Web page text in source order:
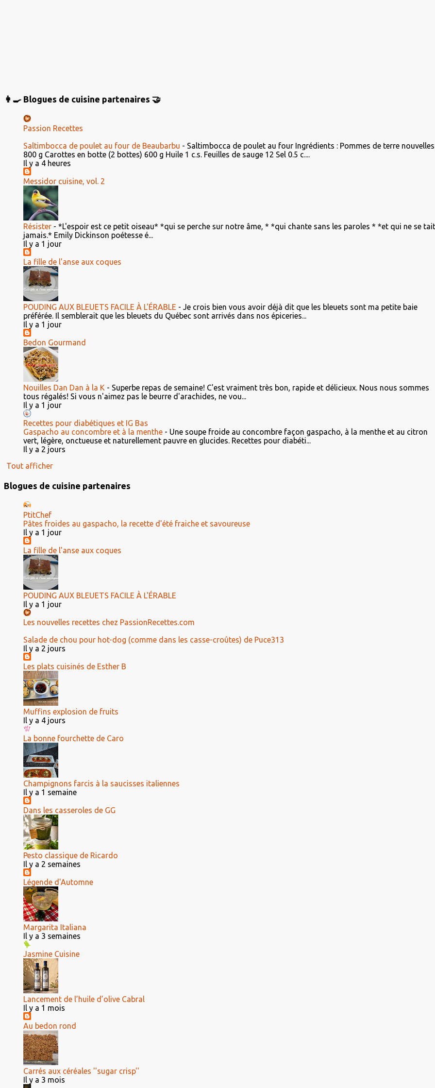
👩‍🍳 Blogues de cuisine partenaires 🤝
Passion Recettes
Saltimbocca de poulet au four de Beaubarbu - Saltimbocca de poulet au four Ingrédients : Pommes de terre nouvelles
800 g Carottes en botte (2 bottes) 600 g Huile 1 c.s. Feuilles de sauge 12 Sel 0.5 c....
Il y a 4 heures
Messidor cuisine, vol. 2
Résister - *L'espoir est ce petit oiseau* *qui se perche sur notre âme, * *qui chante sans les paroles * *et qui ne se tait
jamais.* Emily Dickinson poétesse é...
Il y a 1 jour
La fille de l'anse aux coques
POUDING AUX BLEUETS FACILE À L'ÉRABLE - Je crois bien vous avoir déjà dit que les bleuets sont ma petite baie
préférée. Il semblerait que les bleuets du Québec sont arrivés dans nos épiceries...
Il y a 1 jour
Bedon Gourmand
Nouilles Dan Dan à la K - Superbe repas de semaine! C'est vraiment très bon, rapide et délicieux. Nous nous sommes
tous régalés! Si vous n'aimez pas le beurre d'arachides, ne vou...
Il y a 1 jour
Recettes pour diabétiques et IG Bas
Gaspacho au concombre et à la menthe - Une soupe froide au concombre façon gaspacho, à la menthe et au citron
vert, légère, onctueuse et naturellement pauvre en glucides. Recettes pour diabéti...
Il y a 2 jours
Tout afficher
Blogues de cuisine partenaires
PtitChef
Pâtes froides au gaspacho, la recette d'été fraiche et savoureuse
Il y a 1 jour
La fille de l'anse aux coques
POUDING AUX BLEUETS FACILE À L'ÉRABLE
Il y a 1 jour
Les nouvelles recettes chez PassionRecettes.com
Salade de chou pour hot-dog (comme dans les casse-croûtes) de Puce313
Il y a 2 jours
Les plats cuisinés de Esther B
Muffins explosion de fruits
Il y a 4 jours
La bonne fourchette de Caro
Champignons farcis à la saucisses italiennes
Il y a 1 semaine
Dans les casseroles de GG
Pesto classique de Ricardo
Il y a 2 semaines
Légende d'Automne
Margarita Italiana
Il y a 3 semaines
Jasmine Cuisine
Lancement de l’huile d’olive Cabral
Il y a 1 mois
Au bedon rond
Carrés aux céréales ''sugar crisp''
Il y a 3 mois